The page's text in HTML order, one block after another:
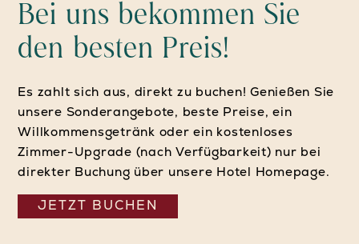
Bei uns bekommen Sie
den besten Preis!
Es zahlt sich aus, direkt zu buchen! Genießen Sie
unsere Sonderangebote, beste Preise, ein
Willkommensgetränk oder ein kostenloses
Zimmer-Upgrade (nach Verfügbarkeit) nur bei
direkter Buchung über unsere Hotel Homepage.
JETZT BUCHEN